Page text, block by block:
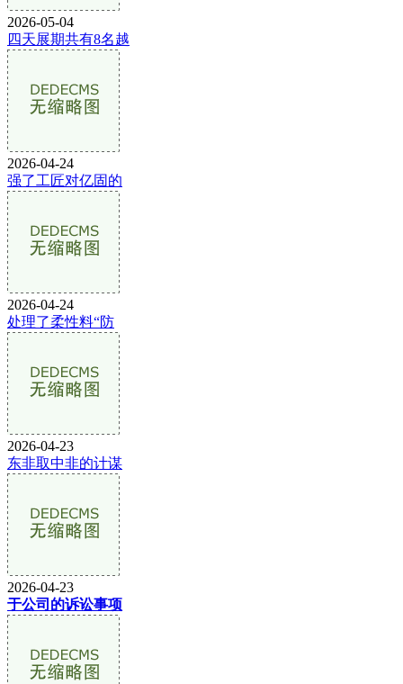
2026-05-04
四天展期共有8名越
2026-04-24
强了工匠对亿固的
2026-04-24
处理了柔性料“防
2026-04-23
东非取中非的计谋
2026-04-23
于公司的诉讼事项